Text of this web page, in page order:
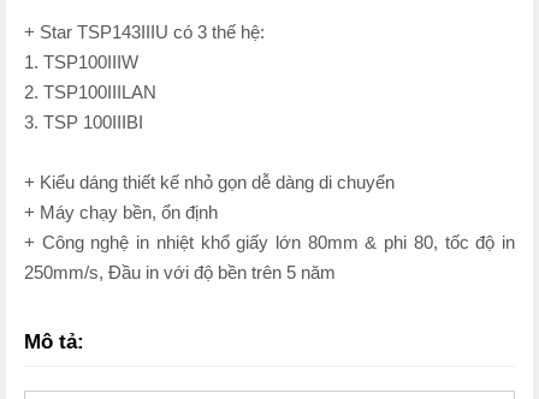
+ Star TSP143IIIU có 3 thế hệ:
1. TSP100IIIW
2. TSP100IIILAN
3. TSP 100IIIBI
+ Kiểu dáng thiết kế nhỏ gọn dễ dàng di chuyển
+ Máy chạy bền, ổn định
+ Công nghệ in nhiệt khổ giấy lớn 80mm & phi 80, tốc độ in
250mm/s, Đầu in với độ bền trên 5 năm
Mô tả: